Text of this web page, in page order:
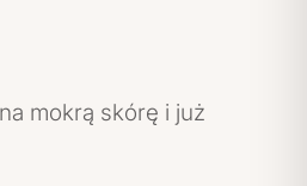
mokrą skórę i już